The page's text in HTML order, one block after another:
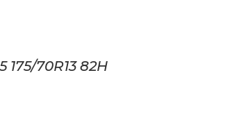
175/70R13 82H